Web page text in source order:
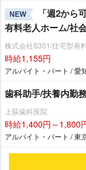
NEW
「週2から
有料老人ホーム/社
株式会社S301/住宅型有
時給1,155円
アルバイト・パート / 愛
歯科助手/扶養内勤
上荻歯科医院
時給1,400円～1,800
アルバイト・パート / 東